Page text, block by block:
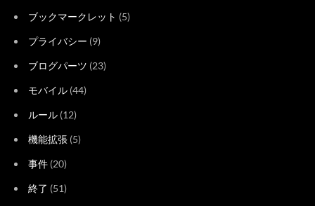
ブックマークレット (5)
プライバシー (9)
ブログパーツ (23)
モバイル (44)
ルール (12)
機能拡張 (5)
事件 (20)
終了 (51)